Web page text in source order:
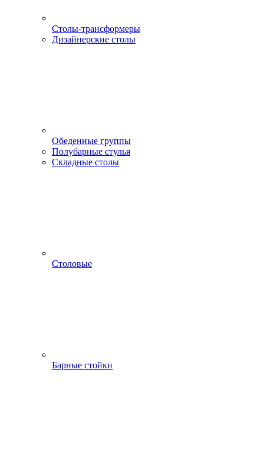
Столы-трансформеры
Дизайнерские столы
Обеденные группы
Полубарные стулья
Складные столы
Столовые
Барные стойки